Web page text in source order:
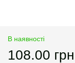
В наявності
108.00 грн